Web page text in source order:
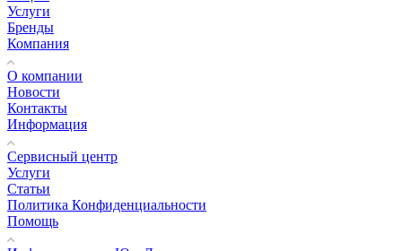
Услуги
Бренды
Компания
О компании
Новости
Контакты
Информация
Сервисный центр
Услуги
Статьи
Политика Конфиденциальности
Помощь